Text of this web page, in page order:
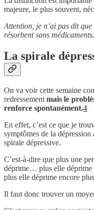
majeure, le plus souvent,
Attention, je n’ai pas dit que
résorbent sans médicaments.
La spirale
On va voir cette semaine
redressement mais le
renforce spontanément.4
En effet, c’est ce que je
symptômes de la dépression
spirale dépressive.
C’est-à-dire que plus une
déprime… plus elle déprime
plus elle déprime encore
Il faut donc trouver un